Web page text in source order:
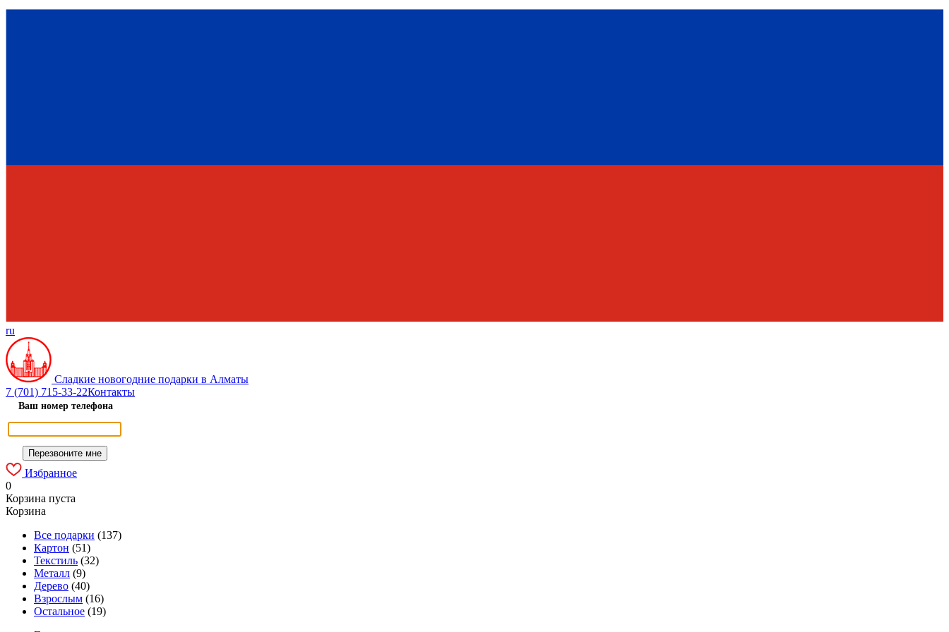
ru
Сладкие новогодние подарки в Алматы
7 (701) 715-33-22Контакты
Ваш номер телефона
Избранное
0
Корзина пуста
Корзина
Все подарки (137)
Картон (51)
Текстиль (32)
Металл (9)
Дерево (40)
Взрослым (16)
Остальное (19)